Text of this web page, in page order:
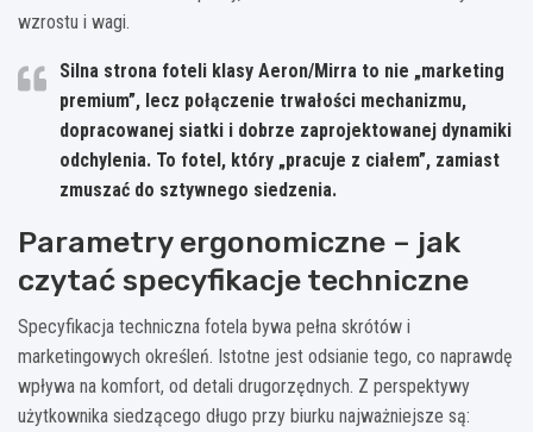
wzrostu i wagi.
Silna strona foteli klasy Aeron/Mirra to nie „marketing
premium”, lecz połączenie trwałości mechanizmu,
dopracowanej siatki i dobrze zaprojektowanej dynamiki
odchylenia. To fotel, który „pracuje z ciałem”, zamiast
zmuszać do sztywnego siedzenia.
Parametry ergonomiczne – jak
czytać specyfikacje techniczne
Specyfikacja techniczna fotela bywa pełna skrótów i
marketingowych określeń. Istotne jest odsianie tego, co naprawdę
wpływa na komfort, od detali drugorzędnych. Z perspektywy
użytkownika siedzącego długo przy biurku najważniejsze są: